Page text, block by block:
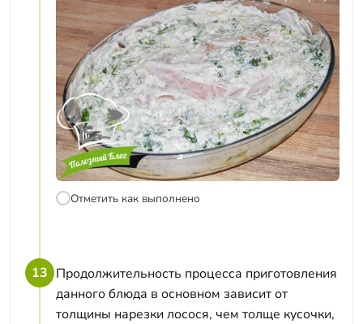
Отметить как выполнено
13 Продолжительность процесса приготовления
данного блюда в основном зависит от
толщины нарезки лосося, чем толще кусочки,